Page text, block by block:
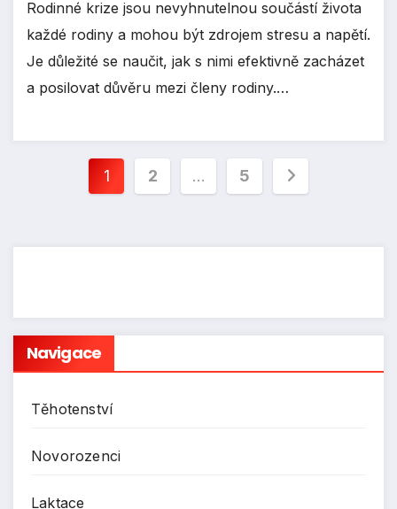
Rodinné krize jsou nevyhnutelnou součástí života
každé rodiny a mohou být zdrojem stresu a napětí.
Je důležité se naučit, jak s nimi efektivně zacházet
a posilovat důvěru mezi členy rodiny.…
Stránkování
1 2 … 5
Navigace
Těhotenství
Novorozenci
Laktace